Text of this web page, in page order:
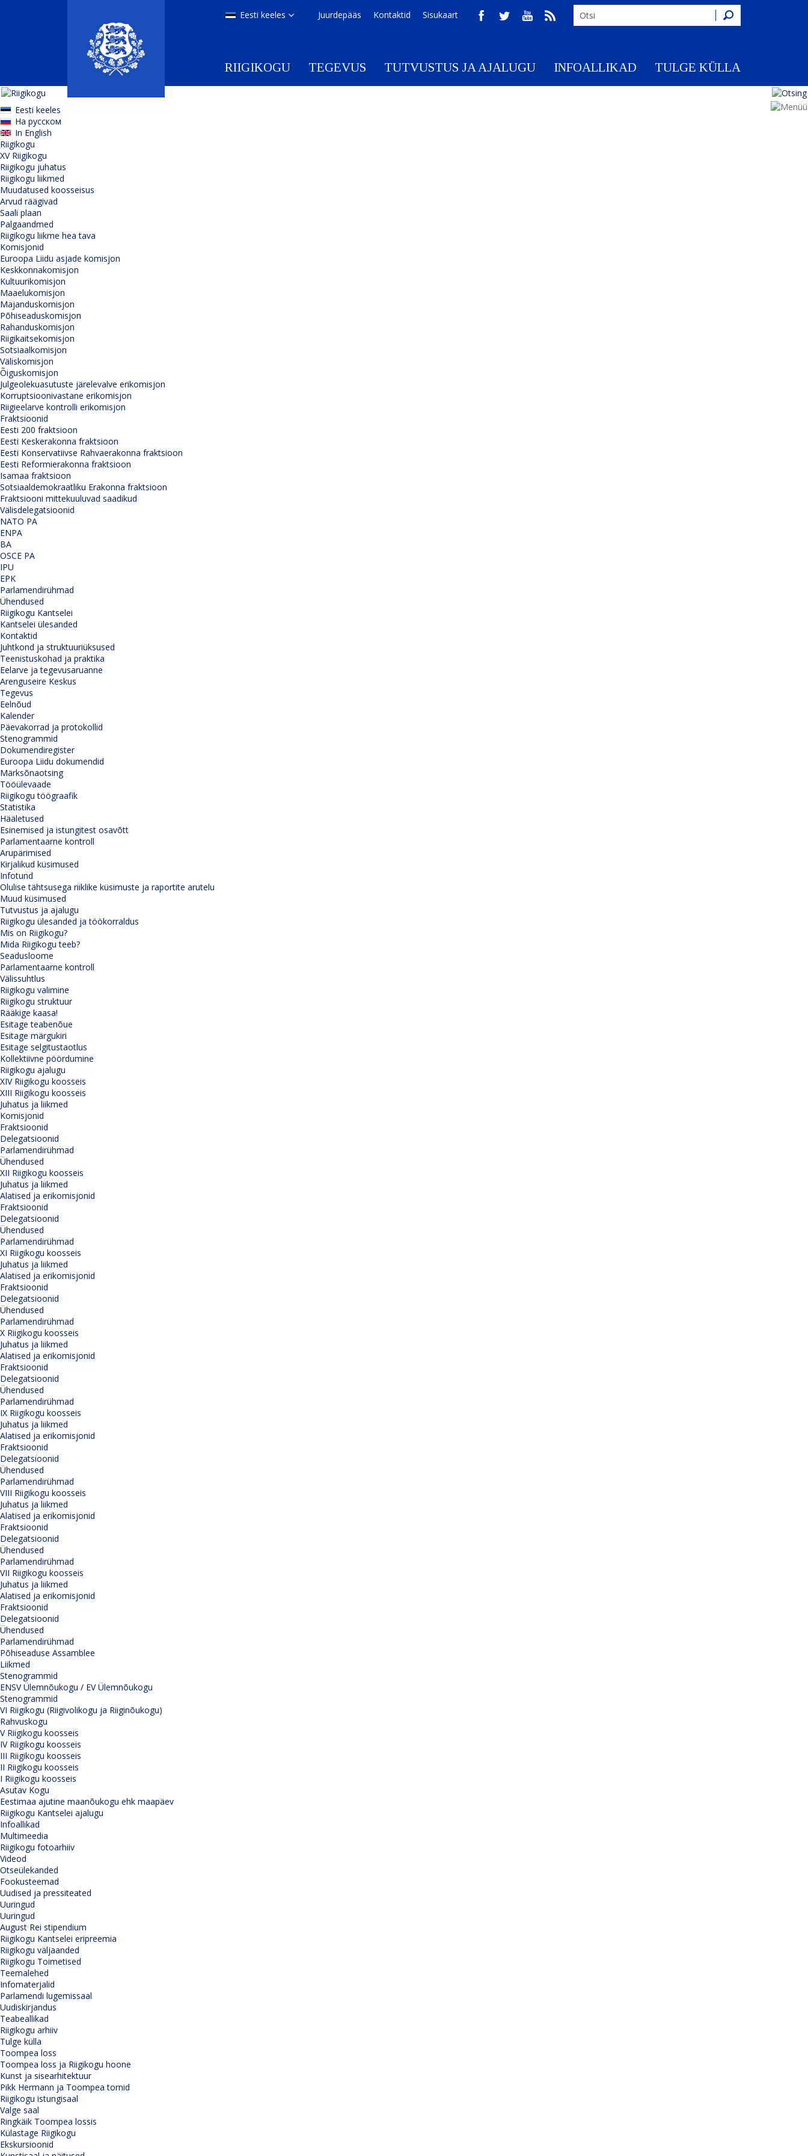
Otsing
Juurdepääs Kontaktid Sisukaart
Eesti keeles
RIIGIKOGU TEGEVUS TUTVUSTUS JA AJALUGU INFOALLIKAD TULGE KÜLLA
Eesti keeles
На русском
In English
Riigikogu
XV Riigikogu
Riigikogu juhatus
Riigikogu liikmed
Muudatused koosseisus
Arvud räägivad
Saali plaan
Palgaandmed
Riigikogu liikme hea tava
Komisjonid
Euroopa Liidu asjade komisjon
Keskkonnakomisjon
Kultuurikomisjon
Maaelukomisjon
Majanduskomisjon
Põhiseaduskomisjon
Rahanduskomisjon
Riigikaitsekomisjon
Sotsiaalkomisjon
Väliskomisjon
Õiguskomisjon
Julgeolekuasutuste järelevalve erikomisjon
Korruptsioonivastane erikomisjon
Riigieelarve kontrolli erikomisjon
Fraktsioonid
Eesti 200 fraktsioon
Eesti Keskerakonna fraktsioon
Eesti Konservatiivse Rahvaerakonna fraktsioon
Eesti Reformierakonna fraktsioon
Isamaa fraktsioon
Sotsiaaldemokraatliku Erakonna fraktsioon
Fraktsiooni mittekuuluvad saadikud
Välisdelegatsioonid
NATO PA
ENPA
BA
OSCE PA
IPU
EPK
Parlamendirühmad
Ühendused
Riigikogu Kantselei
Kantselei ülesanded
Kontaktid
Juhtkond ja struktuuriüksused
Teenistuskohad ja praktika
Eelarve ja tegevusaruanne
Arenguseire Keskus
Tegevus
Eelnõud
Kalender
Päevakorrad ja protokollid
Stenogrammid
Dokumendiregister
Euroopa Liidu dokumendid
Märksõnaotsing
Tööülevaade
Riigikogu töögraafik
Statistika
Hääletused
Esinemised ja istungitest osavõtt
Parlamentaarne kontroll
Arupärimised
Kirjalikud küsimused
Infotund
Olulise tähtsusega riiklike küsimuste ja raportite arutelu
Muud küsimused
Tutvustus ja ajalugu
Riigikogu ülesanded ja töökorraldus
Mis on Riigikogu?
Mida Riigikogu teeb?
Seadusloome
Parlamentaarne kontroll
Välissuhtlus
Riigikogu valimine
Riigikogu struktuur
Rääkige kaasa!
Esitage teabenõue
Esitage märgukiri
Esitage selgitustaotlus
Kollektiivne pöördumine
Riigikogu ajalugu
XIV Riigikogu koosseis
XIII Riigikogu koosseis
Juhatus ja liikmed
Komisjonid
Fraktsioonid
Delegatsioonid
Parlamendirühmad
Ühendused
XII Riigikogu koosseis
Juhatus ja liikmed
Alatised ja erikomisjonid
Fraktsioonid
Delegatsioonid
Ühendused
Parlamendirühmad
XI Riigikogu koosseis
Juhatus ja liikmed
Alatised ja erikomisjonid
Fraktsioonid
Delegatsioonid
Ühendused
Parlamendirühmad
X Riigikogu koosseis
Juhatus ja liikmed
Alatised ja erikomisjonid
Fraktsioonid
Delegatsioonid
Ühendused
Parlamendirühmad
IX Riigikogu koosseis
Juhatus ja liikmed
Alatised ja erikomisjonid
Fraktsioonid
Delegatsioonid
Ühendused
Parlamendirühmad
VIII Riigikogu koosseis
Juhatus ja liikmed
Alatised ja erikomisjonid
Fraktsioonid
Delegatsioonid
Ühendused
Parlamendirühmad
VII Riigikogu koosseis
Juhatus ja liikmed
Alatised ja erikomisjonid
Fraktsioonid
Delegatsioonid
Ühendused
Parlamendirühmad
Põhiseaduse Assamblee
Liikmed
Stenogrammid
ENSV Ülemnõukogu / EV Ülemnõukogu
Stenogrammid
VI Riigikogu (Riigivolikogu ja Riiginõukogu)
Rahvuskogu
V Riigikogu koosseis
IV Riigikogu koosseis
III Riigikogu koosseis
II Riigikogu koosseis
I Riigikogu koosseis
Asutav Kogu
Eestimaa ajutine maanõukogu ehk maapäev
Riigikogu Kantselei ajalugu
Infoallikad
Multimeedia
Riigikogu fotoarhiiv
Videod
Otseülekanded
Fookusteemad
Uudised ja pressiteated
Uuringud
Uuringud
August Rei stipendium
Riigikogu Kantselei eripreemia
Riigikogu väljaanded
Riigikogu Toimetised
Teemalehed
Infomaterjalid
Parlamendi lugemissaal
Uudiskirjandus
Teabeallikad
Riigikogu arhiiv
Tulge külla
Toompea loss
Toompea loss ja Riigikogu hoone
Kunst ja sisearhitektuur
Pikk Hermann ja Toompea tornid
Riigikogu istungisaal
Valge saal
Ringkäik Toompea lossis
Külastage Riigikogu
Ekskursioonid